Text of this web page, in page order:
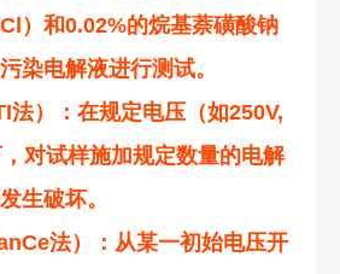
）和0.02%的烷基萘磺酸钠
染电解液进行测试。
）
：在规定电压（如250V,
对试样施加规定数量的电解
生破坏。
法）
：从某一初始电压开